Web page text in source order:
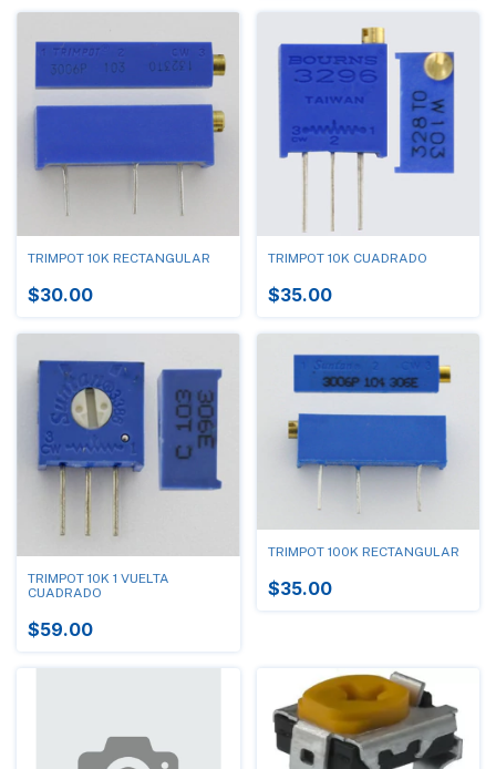
TRIMPOT 10K RECTANGULAR
$30.00
TRIMPOT 10K CUADRADO
$35.00
TRIMPOT 10K 1 VUELTA
CUADRADO
$59.00
TRIMPOT 100K RECTANGULAR
$35.00